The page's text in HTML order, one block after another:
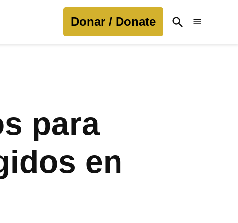
Donar / Donate
Open
Search
para
en